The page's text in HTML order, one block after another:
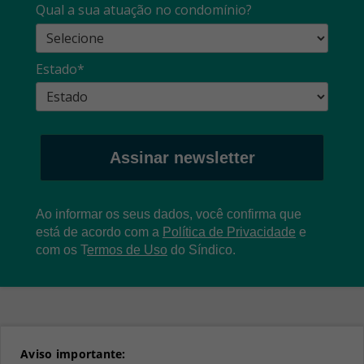
Qual a sua atuação no condomínio?
Estado*
Assinar newsletter
Ao informar os seus dados, você confirma que
está de acordo com a Política de Privacidade e
com os Termos de Uso do Síndico.
Aviso importante: